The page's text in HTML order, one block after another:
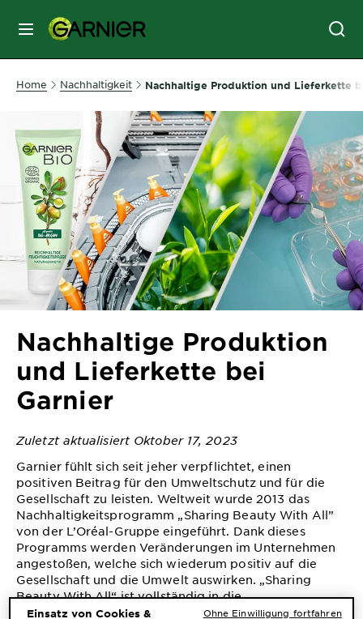
MENU
GESICHTSPFLEGE
HAARPFLEGE
HAARFARBE
SONNENSCHUTZ
KÖRPERPFLEGE
SERVICES
&
DIAGNOSTIK
Unsere
Inhaltsstoffe
Neu!
Garnier x
Gisele
Bündchen
Garnier's Weg
zur
Nachhaltigkeit
Home Nachhaltigkeit Nachhaltige Produktion und Lieferkette
Nachhaltige Produktion
und Lieferkette bei
Garnier
Zuletzt aktualisiert Oktober 17, 2023
Garnier fühlt sich seit jeher verpflichtet, einen
positiven Beitrag für den Umweltschutz und für die
Gesellschaft zu leisten. Weltweit wurde 2013 das
Nachhaltigkeitsprogramm „Sharing Beauty With All”
von der L’Oréal-Gruppe eingeführt. Dank dieses
Programms werden Veränderungen im Unternehmen
angestoßen, welche sich wiederum positiv auf die
Gesellschaft und die Umwelt auswirken. „Sharing
Beauty With All“ ist vollständig in die
Wertschöpfungskette integriert und legt die
Einsatz von Cookies &
Ohne Einwilligung fortfahren